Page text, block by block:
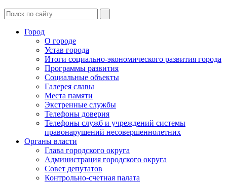
Город
О городе
Устав города
Итоги социально-экономического развития города
Программы развития
Социальные объекты
Галерея славы
Места памяти
Экстренные службы
Телефоны доверия
Телефоны служб и учреждений системы
правонарушений несовершеннолетних
Органы власти
Глава городского округа
Администрация городcкого округа
Совет депутатов
Контрольно-счетная палата